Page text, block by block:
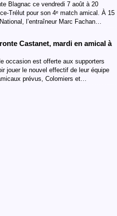
Blagnac ce vendredi 7 août à 20
Trélut pour son 4ᵉ match amical. À 15
l’entraîneur Marc Fachan…
Castanet, mardi en amical à
occasion est offerte aux supporters
jouer le nouvel effectif de leur équipe
prévus, Colomiers et…